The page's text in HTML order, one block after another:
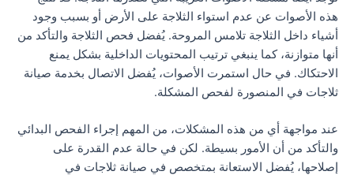
هذه الأصوات عن عدم استواء الثلاجة على الأرض أو بسبب وجود
أشياء داخل الثلاجة تلامس المروحة. يُفضل فحص الثلاجة والتأكد من
أنها متوازنة، كما ينبغي ترتيب المحتويات الداخلية بشكل يمنع
الاحتكاك. في حال استمرت الأصوات، يُفضل الاتصال بخدمة صيانة
ثلاجات في المنصورة لفحص المشكلة.
عند مواجهة أي من هذه المشكلات، من المهم إجراء الفحص البدائي
والتأكد من أن الأمور بسيطة. لكن في حالة عدم القدرة على
إصلاحها، يُفضل الاستعانة بمتخصص في صيانة ثلاجات في